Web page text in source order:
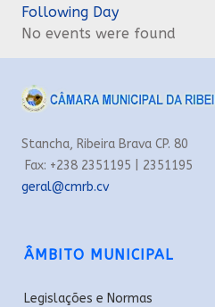
Following Day
No events were found
Stancha, Ribeira Brava CP. 80
Fax: +238 2351195 | 2351195
geral@cmrb.cv
ÂMBITO MUNICIPAL
Legislações e Normas